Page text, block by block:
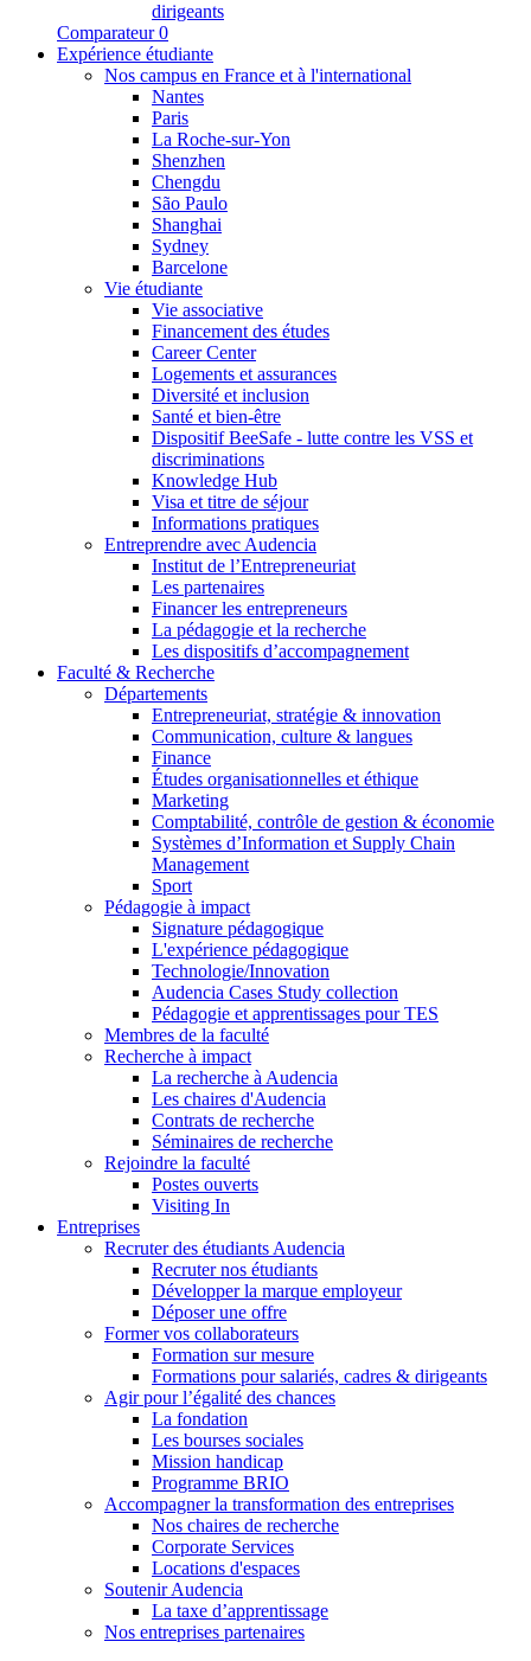
dirigeants
Comparateur 0
Expérience étudiante
Nos campus en France et à l'international
Nantes
Paris
La Roche-sur-Yon
Shenzhen
Chengdu
São Paulo
Shanghai
Sydney
Barcelone
Vie étudiante
Vie associative
Financement des études
Career Center
Logements et assurances
Diversité et inclusion
Santé et bien-être
Dispositif BeeSafe - lutte contre les VSS et
discriminations
Knowledge Hub
Visa et titre de séjour
Informations pratiques
Entreprendre avec Audencia
Institut de l’Entrepreneuriat
Les partenaires
Financer les entrepreneurs
La pédagogie et la recherche
Les dispositifs d’accompagnement
Faculté & Recherche
Départements
Entrepreneuriat, stratégie & innovation
Communication, culture & langues
Finance
Études organisationnelles et éthique
Marketing
Comptabilité, contrôle de gestion & économie
Systèmes d’Information et Supply Chain
Management
Sport
Pédagogie à impact
Signature pédagogique
L'expérience pédagogique
Technologie/Innovation
Audencia Cases Study collection
Pédagogie et apprentissages pour TES
Membres de la faculté
Recherche à impact
La recherche à Audencia
Les chaires d'Audencia
Contrats de recherche
Séminaires de recherche
Rejoindre la faculté
Postes ouverts
Visiting In
Entreprises
Recruter des étudiants Audencia
Recruter nos étudiants
Développer la marque employeur
Déposer une offre
Former vos collaborateurs
Formation sur mesure
Formations pour salariés, cadres & dirigeants
Agir pour l’égalité des chances
La fondation
Les bourses sociales
Mission handicap
Programme BRIO
Accompagner la transformation des entreprises
Nos chaires de recherche
Corporate Services
Locations d'espaces
Soutenir Audencia
La taxe d’apprentissage
Nos entreprises partenaires